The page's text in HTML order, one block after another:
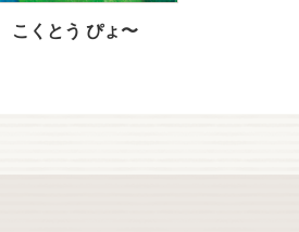
こくとう ぴょ〜